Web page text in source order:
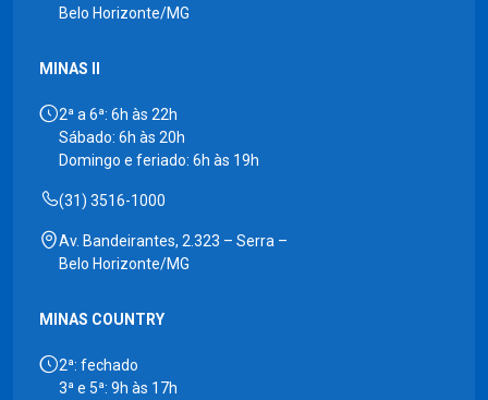
Belo Horizonte/MG
MINAS II
2ª a 6ª: 6h às 22h
Sábado: 6h às 20h
Domingo e feriado: 6h às 19h
(31) 3516-1000
Av. Bandeirantes, 2.323 – Serra –
Belo Horizonte/MG
MINAS COUNTRY
2ª: fechado
3ª e 5ª: 9h às 17h